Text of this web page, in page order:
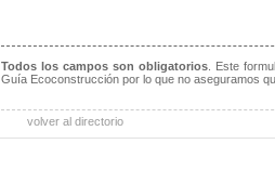
Todos los campos son obligatorios . Este
Guía Ecoconstrucción por lo que no aseguramos
volver al directorio